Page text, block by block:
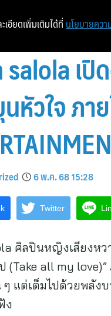
เปิ
หัวใจ ภา
6 พ.ค. 68 15:28
Twitter
ศิลปินหญิงเสียงหว
(Take all my
ๆ แต่เต็มไปด้วยพลั
ง
เอียดเพิ่มเติมได้ที่ นโยบายควา